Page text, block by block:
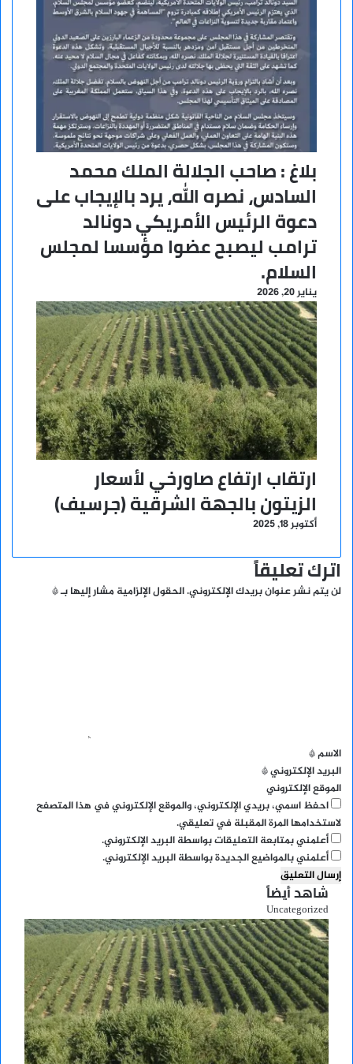
بلاغ : صاحب الجلالة الملك محمد
السادس، نصره الله، يرد بالإيجاب على
دعوة الرئيس الأمريكي دونالد
ترامب ليصبح عضوا مؤسسا لمجلس
السلام.
يناير 20, 2026
ارتقاب ارتفاع صاورخي لأسعار
الزيتون بالجهة الشرقية (جرسيف)
أكتوبر 18, 2025
اترك تعليقاً
لن يتم نشر عنوان بريدك الإلكتروني.الحقول الإلزامية مشار إليها بـ*
الاسم*
البريد الإلكتروني*
الموقع الإلكتروني
احفظ اسمي، بريدي الإلكتروني، والموقع الإلكتروني في هذا المتصفح
لاستخدامها المرة المقبلة في تعليقي.
أعلمني بمتابعة التعليقات بواسطة البريد الإلكتروني.
أعلمني بالمواضيع الجديدة بواسطة البريد الإلكتروني.
شاهد أيضاً
إغلاق
Uncategorized